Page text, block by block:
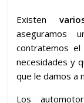
Existen
aseguramos
contratemos
necesidades y
que le damos a
Los